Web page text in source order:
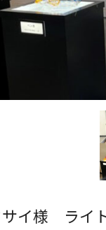
サイ様 ライ